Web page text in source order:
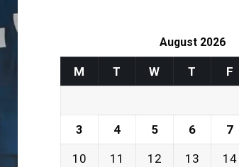
August 2026
M T W T F
3 4 5 6 7
10 11 12 13 14